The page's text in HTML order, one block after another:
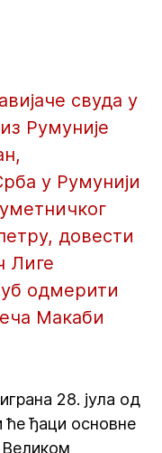
свуда у
Румуније
у Румунији
довести
Лиге
одмерити
Макаби
28. јула од
ђаци основне